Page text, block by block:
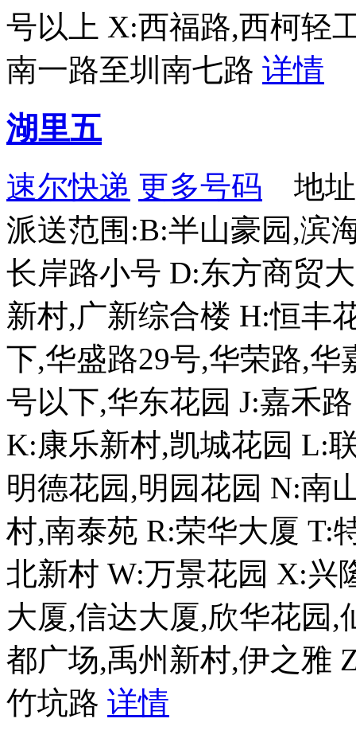
号以上 X:西福路,西柯轻
南一路至圳南七路 详情
湖里五
速尔快递 更多号码 地址
派送范围:B:半山豪园,滨
长岸路小号 D:东方商贸
新村,广新综合楼 H:恒丰
下,华盛路29号,华荣路,华
号以下,华东花园 J:嘉禾
K:康乐新村,凯城花园 L:
明德花园,明园花园 N:南
村,南泰苑 R:荣华大厦 T:
北新村 W:万景花园 X:兴
大厦,信达大厦,欣华花园,
都广场,禹州新村,伊之雅
竹坑路 详情